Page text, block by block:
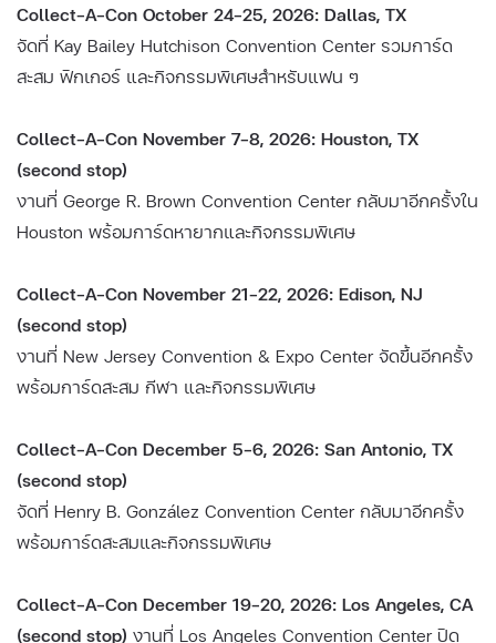
Collect-A-Con October 24–25, 2026: Dallas, TX
จัดที่ Kay Bailey Hutchison Convention Center รวมการ์ด
สะสม ฟิกเกอร์ และกิจกรรมพิเศษสำหรับแฟน ๆ
Collect-A-Con November 7–8, 2026: Houston, TX
(second stop)
งานที่ George R. Brown Convention Center กลับมาอีกครั้งใน
Houston พร้อมการ์ดหายากและกิจกรรมพิเศษ
Collect-A-Con November 21–22, 2026: Edison, NJ
(second stop)
งานที่ New Jersey Convention & Expo Center จัดขึ้นอีกครั้ง
พร้อมการ์ดสะสม กีฬา และกิจกรรมพิเศษ
Collect-A-Con December 5–6, 2026: San Antonio, TX
(second stop)
จัดที่ Henry B. González Convention Center กลับมาอีกครั้ง
พร้อมการ์ดสะสมและกิจกรรมพิเศษ
Collect-A-Con December 19–20, 2026: Los Angeles, CA
(second stop) งานที่ Los Angeles Convention Center ปิด